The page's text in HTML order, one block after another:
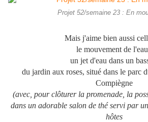
Projet 52/semaine 23 : En
Mais j'aime bien aussi
le mouvement de l'eau
un jet d'eau dans un
du jardin aux roses, situé dans le parc
Compiègne
(avec, pour clôturer la promenade, la
dans un adorable salon de thé servi par
hôtes